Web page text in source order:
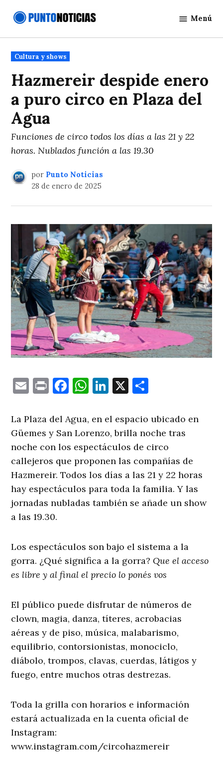
Noticias
Menú
Publicado
en
Cultura y shows
Hazmereir despide enero
a puro circo en Plaza del
Agua
Funciones de circo todos los días a las 21 y 22
horas. Nublados función a las 19.30
por Punto Noticias
28 de enero de 2025
EmailPrintFacebook
WhatsApp
LinkedIn
X
La Plaza del Agua, en el espacio ubicado en
Güemes y San Lorenzo, brilla noche tras
noche con los espectáculos de circo
callejeros que proponen las compañías de
Hazmereir. Todos los días a las 21 y 22 horas
hay espectáculos para toda la familia. Y las
jornadas nubladas también se añade un show
a las 19.30.
Los espectáculos son bajo el sistema a la
gorra. ¿Qué significa a la gorra?Que el acceso
es libre y al final el precio lo ponés vos
El público puede disfrutar de números de
clown, magia, danza, títeres, acrobacias
aéreas y de piso, música, malabarismo,
equilibrio, contorsionistas, monociclo,
diábolo, trompos, clavas, cuerdas, látigos y
fuego, entre muchos otras destrezas.
Toda la grilla con horarios e información
estará actualizada en la cuenta oficial de
Instagram:
www.instagram.com/circohazmereir